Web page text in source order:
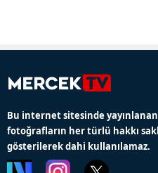
Bu internet sitesinde yayınlanan
fotoğrafların her türlü hakkı
gösterilerek dahi kullanılamaz.